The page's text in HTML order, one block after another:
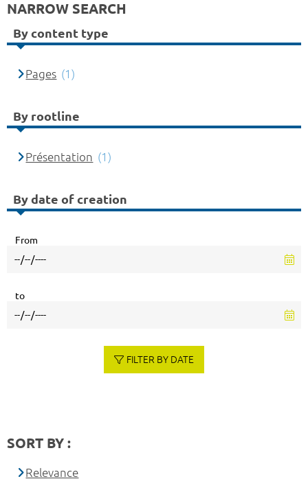
NARROW SEARCH
By content type
Pages (1)
By rootline
Présentation (1)
By date of creation
From
to
FILTER BY DATE
SORT BY :
Relevance